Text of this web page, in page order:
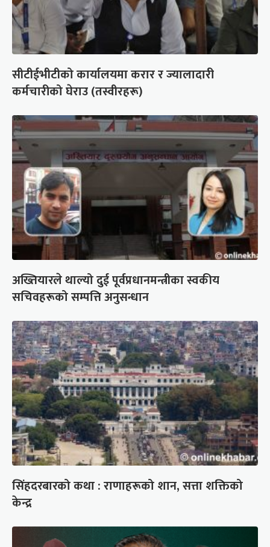
सीटीईभीटीको कार्यालयमा करार र ज्यालादारी
कर्मचारीको घेराउ (तस्वीरहरू)
अख्तियारले थाल्यो दुई पूर्वप्रधानमन्त्रीका स्वकीय
सचिवहरूको सम्पत्ति अनुसन्धान
सिंहदरबारको कथा : राणाहरूको शान, सत्ता शक्तिको
केन्द्र